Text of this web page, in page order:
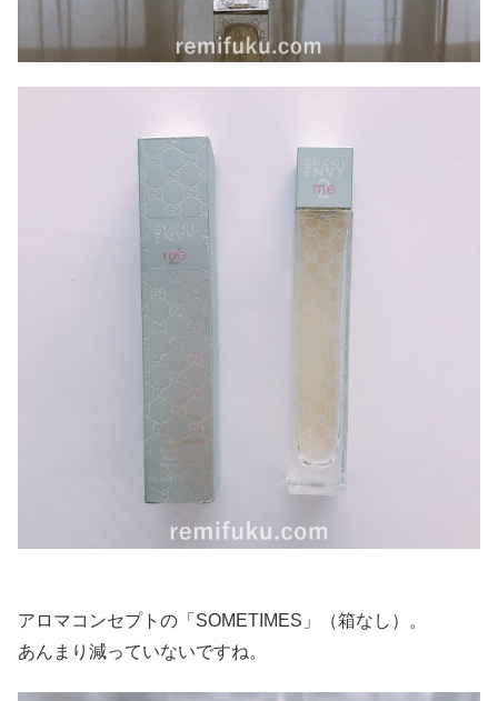
アロマコンセプトの「SOMETIMES」（箱なし）。
あんまり減っていないですね。